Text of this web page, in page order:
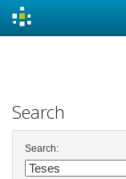
Search
Search: